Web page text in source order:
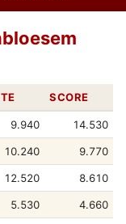
SCORE
9.940 14.530
10.240 9.770
12.520 8.610
5.530 4.660